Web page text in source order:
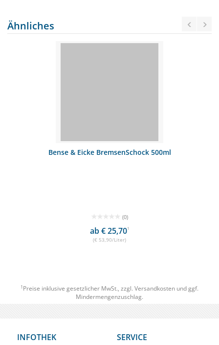
Ähnliches
Bense & Eicke BremsenSchock 500ml
(0)
ab € 25,701
(€ 53,90/Liter)
1 Preise inklusive gesetzlicher MwSt., zzgl. Versandkosten und ggf.
Mindermengenzuschlag.
INFOTHEK SERVICE